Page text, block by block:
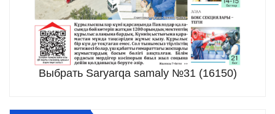
Выбрать Saryarqa samaly №31 (16150)